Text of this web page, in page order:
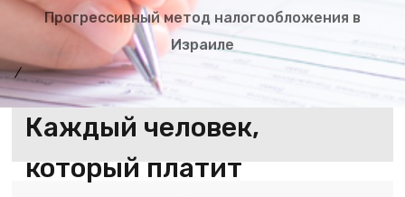
Прогрессивный метод налогообложения в
Израиле
Каждый человек,
который платит